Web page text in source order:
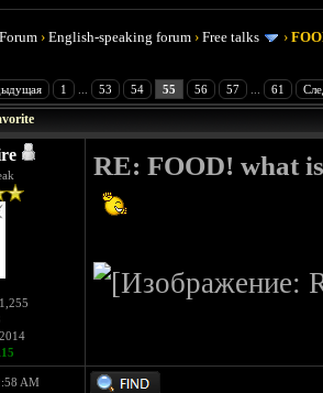
›English-speaking forum ›Free talks ›
1 53 54 55 56 57 61
RE: FOOD! what
AM